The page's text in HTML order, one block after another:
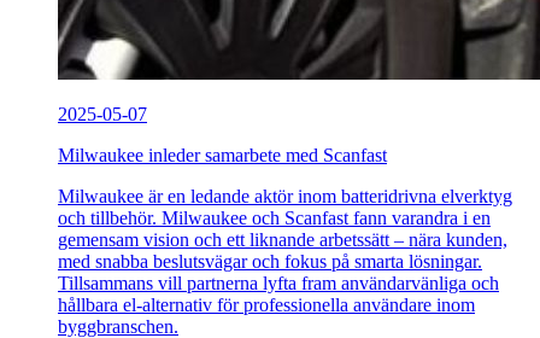
2025-05-07
Milwaukee inleder samarbete med Scanfast
Milwaukee är en ledande aktör inom batteridrivna elverktyg
och tillbehör. Milwaukee och Scanfast fann varandra i en
gemensam vision och ett liknande arbetssätt – nära kunden,
med snabba beslutsvägar och fokus på smarta lösningar.
Tillsammans vill partnerna lyfta fram användarvänliga och
hållbara el-alternativ för professionella användare inom
byggbranschen.